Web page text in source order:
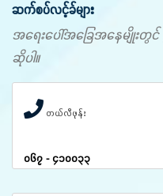
ဆက်စပ်လင့်ခ်များ
အရေးပေါ်အခြေအနေမျိုးတွ
ဆိုပါ။
တယ်လီဖုန်း
၀၆၇ - ၄၁၀၀၃၃